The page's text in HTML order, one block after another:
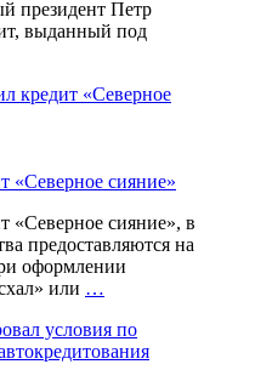
президент Петр
выданный под
«Северное сияние»
«Северное сияние», в
предоставляются на
оформлении
или …